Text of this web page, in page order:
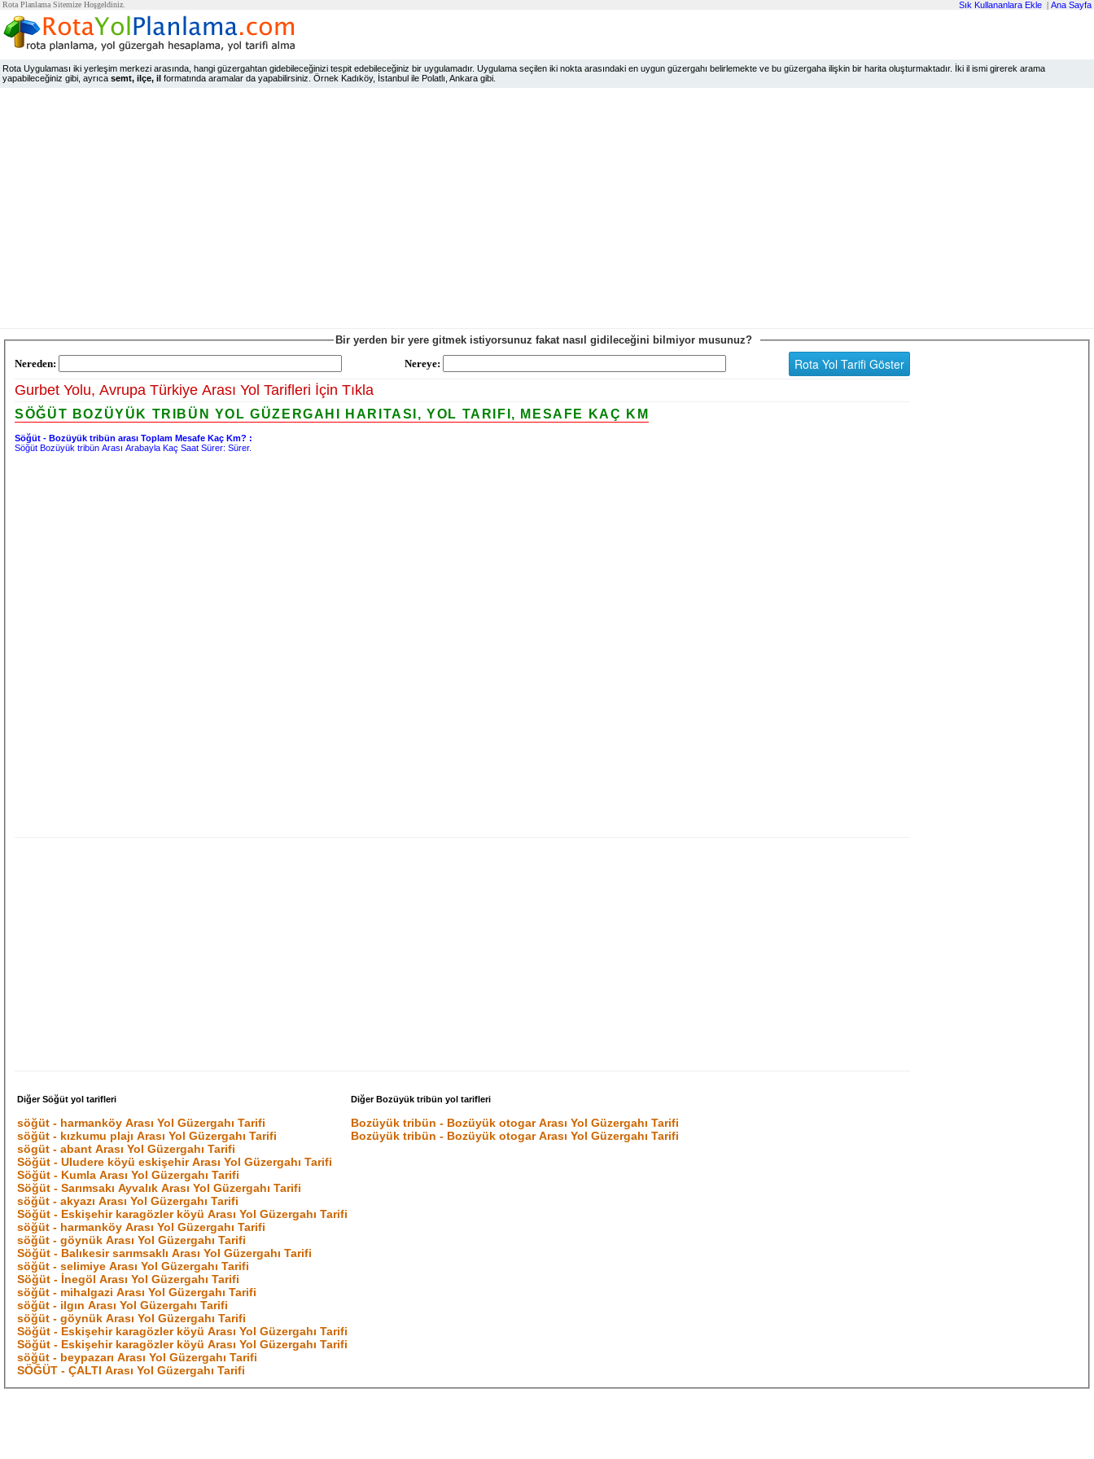
Rota Planlama Sitemize Hoşgeldiniz. Sık Kullananlara Ekle | Ana Sayfa
Rota Uygulaması iki yerleşim merkezi arasında, hangi güzergahtan gidebileceğinizi tespit edebileceğiniz bir uygulamadır. Uygulama seçilen iki nokta arasındaki en uygun güzergahı belirlemekte ve bu güzergaha ilişkin bir harita oluşturmaktadır. İki il ismi girerek arama
yapabileceğiniz gibi, ayrıca semt, ilçe, il formatında aramalar da yapabilirsiniz. Örnek Kadıköy, İstanbul ile Polatlı, Ankara gibi.
Bir yerden bir yere gitmek istiyorsunuz fakat nasıl gidileceğini bilmiyor musunuz?
Nereden:
Nereye:
Gurbet Yolu, Avrupa Türkiye Arası Yol Tarifleri İçin Tıkla
SÖĞÜT BOZÜYÜK TRIBÜN YOL GÜZERGAHI HARITASI, YOL TARIFI, MESAFE KAÇ KM
Söğüt - Bozüyük tribün arası Toplam Mesafe Kaç Km? :
Söğüt Bozüyük tribün Arası Arabayla Kaç Saat Sürer:Sürer.
Diğer Söğüt yol tarifleri
söğüt - harmanköy Arası Yol Güzergahı Tarifi
söğüt - kızkumu plajı Arası Yol Güzergahı Tarifi
sögüt - abant Arası Yol Güzergahı Tarifi
Söğüt - Uludere köyü eskişehir Arası Yol Güzergahı Tarifi
Söğüt - Kumla Arası Yol Güzergahı Tarifi
Söğüt - Sarımsakı Ayvalık Arası Yol Güzergahı Tarifi
söğüt - akyazı Arası Yol Güzergahı Tarifi
Söğüt - Eskişehir karagözler köyü Arası Yol Güzergahı Tarifi
söğüt - harmanköy Arası Yol Güzergahı Tarifi
söğüt - göynük Arası Yol Güzergahı Tarifi
Söğüt - Balıkesir sarımsaklı Arası Yol Güzergahı Tarifi
söğüt - selimiye Arası Yol Güzergahı Tarifi
Söğüt - İnegöl Arası Yol Güzergahı Tarifi
söğüt - mihalgazi Arası Yol Güzergahı Tarifi
söğüt - ilgın Arası Yol Güzergahı Tarifi
söğüt - göynük Arası Yol Güzergahı Tarifi
Söğüt - Eskişehir karagözler köyü Arası Yol Güzergahı Tarifi
Söğüt - Eskişehir karagözler köyü Arası Yol Güzergahı Tarifi
söğüt - beypazarı Arası Yol Güzergahı Tarifi
SÖĞÜT - ÇALTI Arası Yol Güzergahı Tarifi
Diğer Bozüyük tribün yol tarifleri
Bozüyük tribün - Bozüyük otogar Arası Yol Güzergahı Tarifi
Bozüyük tribün - Bozüyük otogar Arası Yol Güzergahı Tarifi